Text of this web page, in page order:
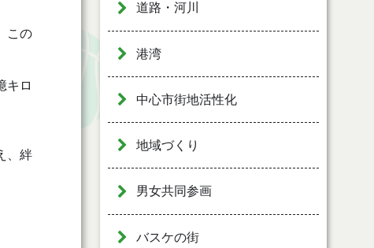
この
キロ
、絆
道路・河川
港湾
中心市街地活性化
地域づくり
男女共同参画
バスケの街